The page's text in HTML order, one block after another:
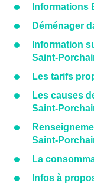
Informations
Déménager
Information
Saint-
Les tarifs
Les causes
Saint-
Saint-
La
Infos à